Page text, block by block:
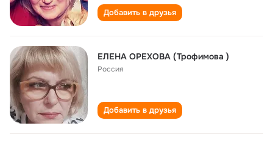
Добавить в друзья
ЕЛЕНА ОРЕХОВА (Трофимова )
Россия
Добавить в друзья